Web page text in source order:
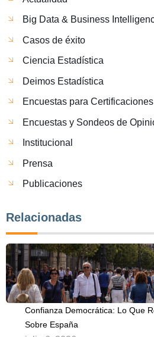
Big Data & Business
Casos de éxito
Ciencia Estadística
Deimos Estadística
Encuestas para
Encuestas y Sondeos de
Institucional
Prensa
Publicaciones
Relacionadas
Confianza Democrática: Lo Que
Sobre España